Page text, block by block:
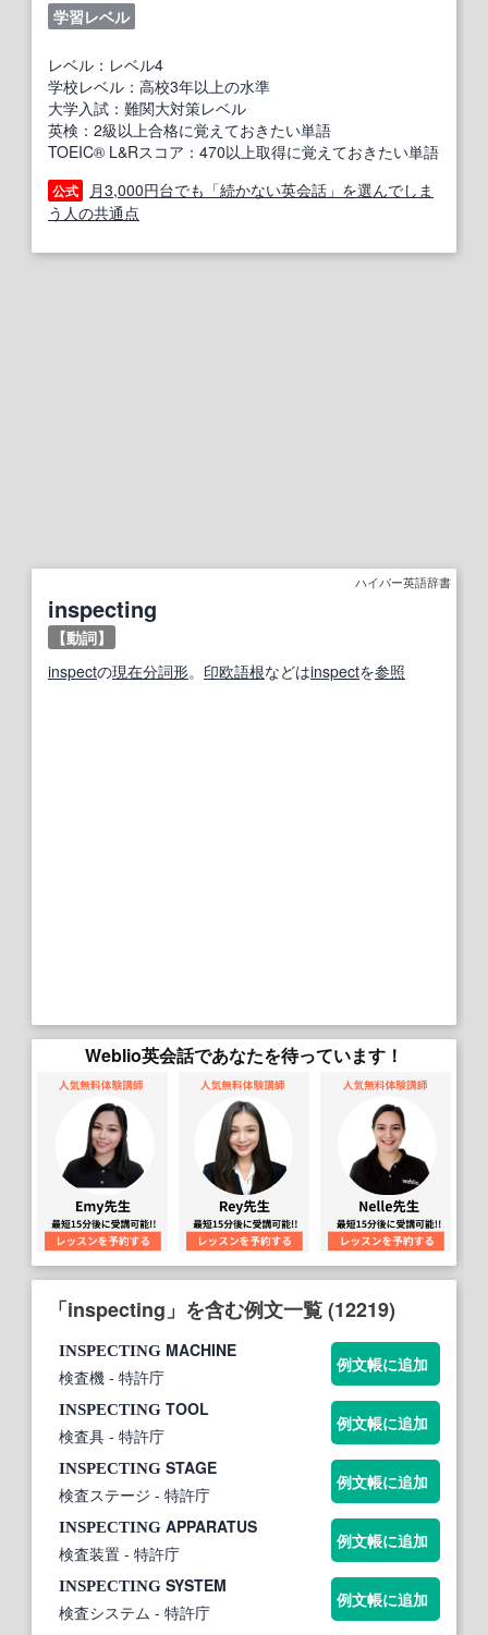
学習レベル
レベル：レベル4
学校レベル：高校3年以上の水準
大学入試：難関大対策レベル
英検：2級以上合格に覚えておきたい単語
TOEIC® L&Rスコア：470以上取得に覚えておきたい単語
公式
月3,000円台でも「続かない英会話」を選んでしま
う人の共通点
ハイパー英語辞書
inspecting
【動詞】
inspectの現在分詞形。 印欧語根などはinspectを参照
Weblio英会話であなたを待っています！
「inspecting」を含む例文一覧 (12219)
INSPECTING MACHINE
検査機 - 特許庁
例文帳に追加
INSPECTING TOOL
検査具 - 特許庁
例文帳に追加
INSPECTING STAGE
検査ステージ - 特許庁
例文帳に追加
INSPECTING APPARATUS
検査装置 - 特許庁
例文帳に追加
INSPECTING SYSTEM
検査システム - 特許庁
例文帳に追加